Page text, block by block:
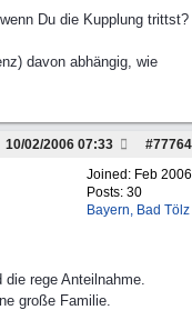
Du die Kupplung trittst?
davon abhängig, wie
#77764
10/02/2006 07:33
Joined: Feb 2006
Posts: 30
Bayern, Bad Tölz
rege Anteilnahme.
große Familie.